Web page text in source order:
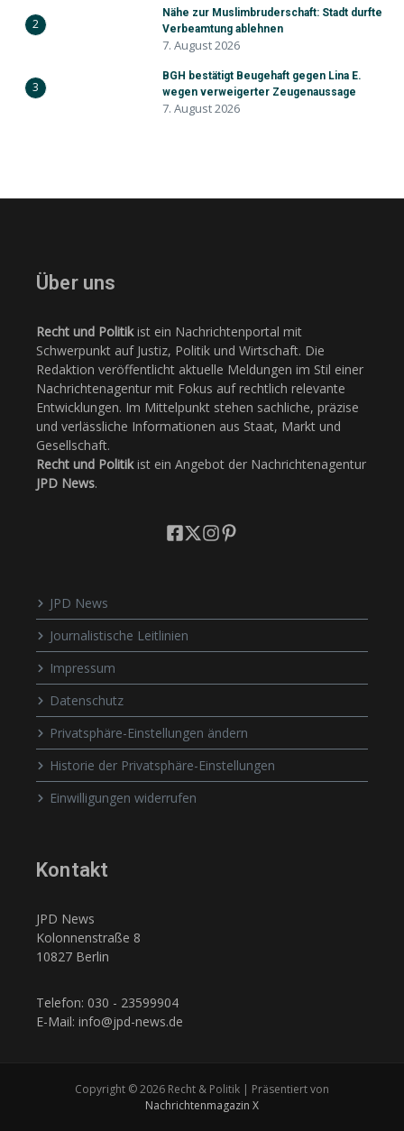
2
Nähe zur Muslimbruderschaft: Stadt durfte
Verbeamtung ablehnen
7. August 2026
3
BGH bestätigt Beugehaft gegen Lina E.
wegen verweigerter Zeugenaussage
7. August 2026
Über uns
Recht und Politikist ein Nachrichtenportal mit
Schwerpunkt auf Justiz, Politik und Wirtschaft. Die
Redaktion veröffentlicht aktuelle Meldungen im Stil einer
Nachrichtenagentur mit Fokus auf rechtlich relevante
Entwicklungen. Im Mittelpunkt stehen sachliche, präzise
und verlässliche Informationen aus Staat, Markt und
Gesellschaft.
Recht und Politikist ein Angebot der Nachrichtenagentur
JPD News.
JPD News
Journalistische Leitlinien
Impressum
Datenschutz
Privatsphäre-Einstellungen ändern
Historie der Privatsphäre-Einstellungen
Einwilligungen widerrufen
Kontakt
JPD News
Kolonnenstraße 8
10827 Berlin
Telefon: 030 - 23599904
E-Mail: info@jpd-news.de
Copyright © 2026 Recht & Politik | Präsentiert von
Nachrichtenmagazin X